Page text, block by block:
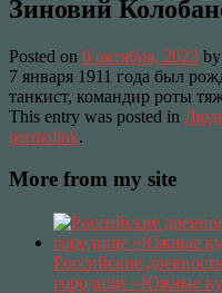
Зиновий
Posted on 6 октября, 2023 by
7 января 1911 года был
танкист, командир роты
This entry was posted in
permalink.
More from my site
Российские
городище «Южные